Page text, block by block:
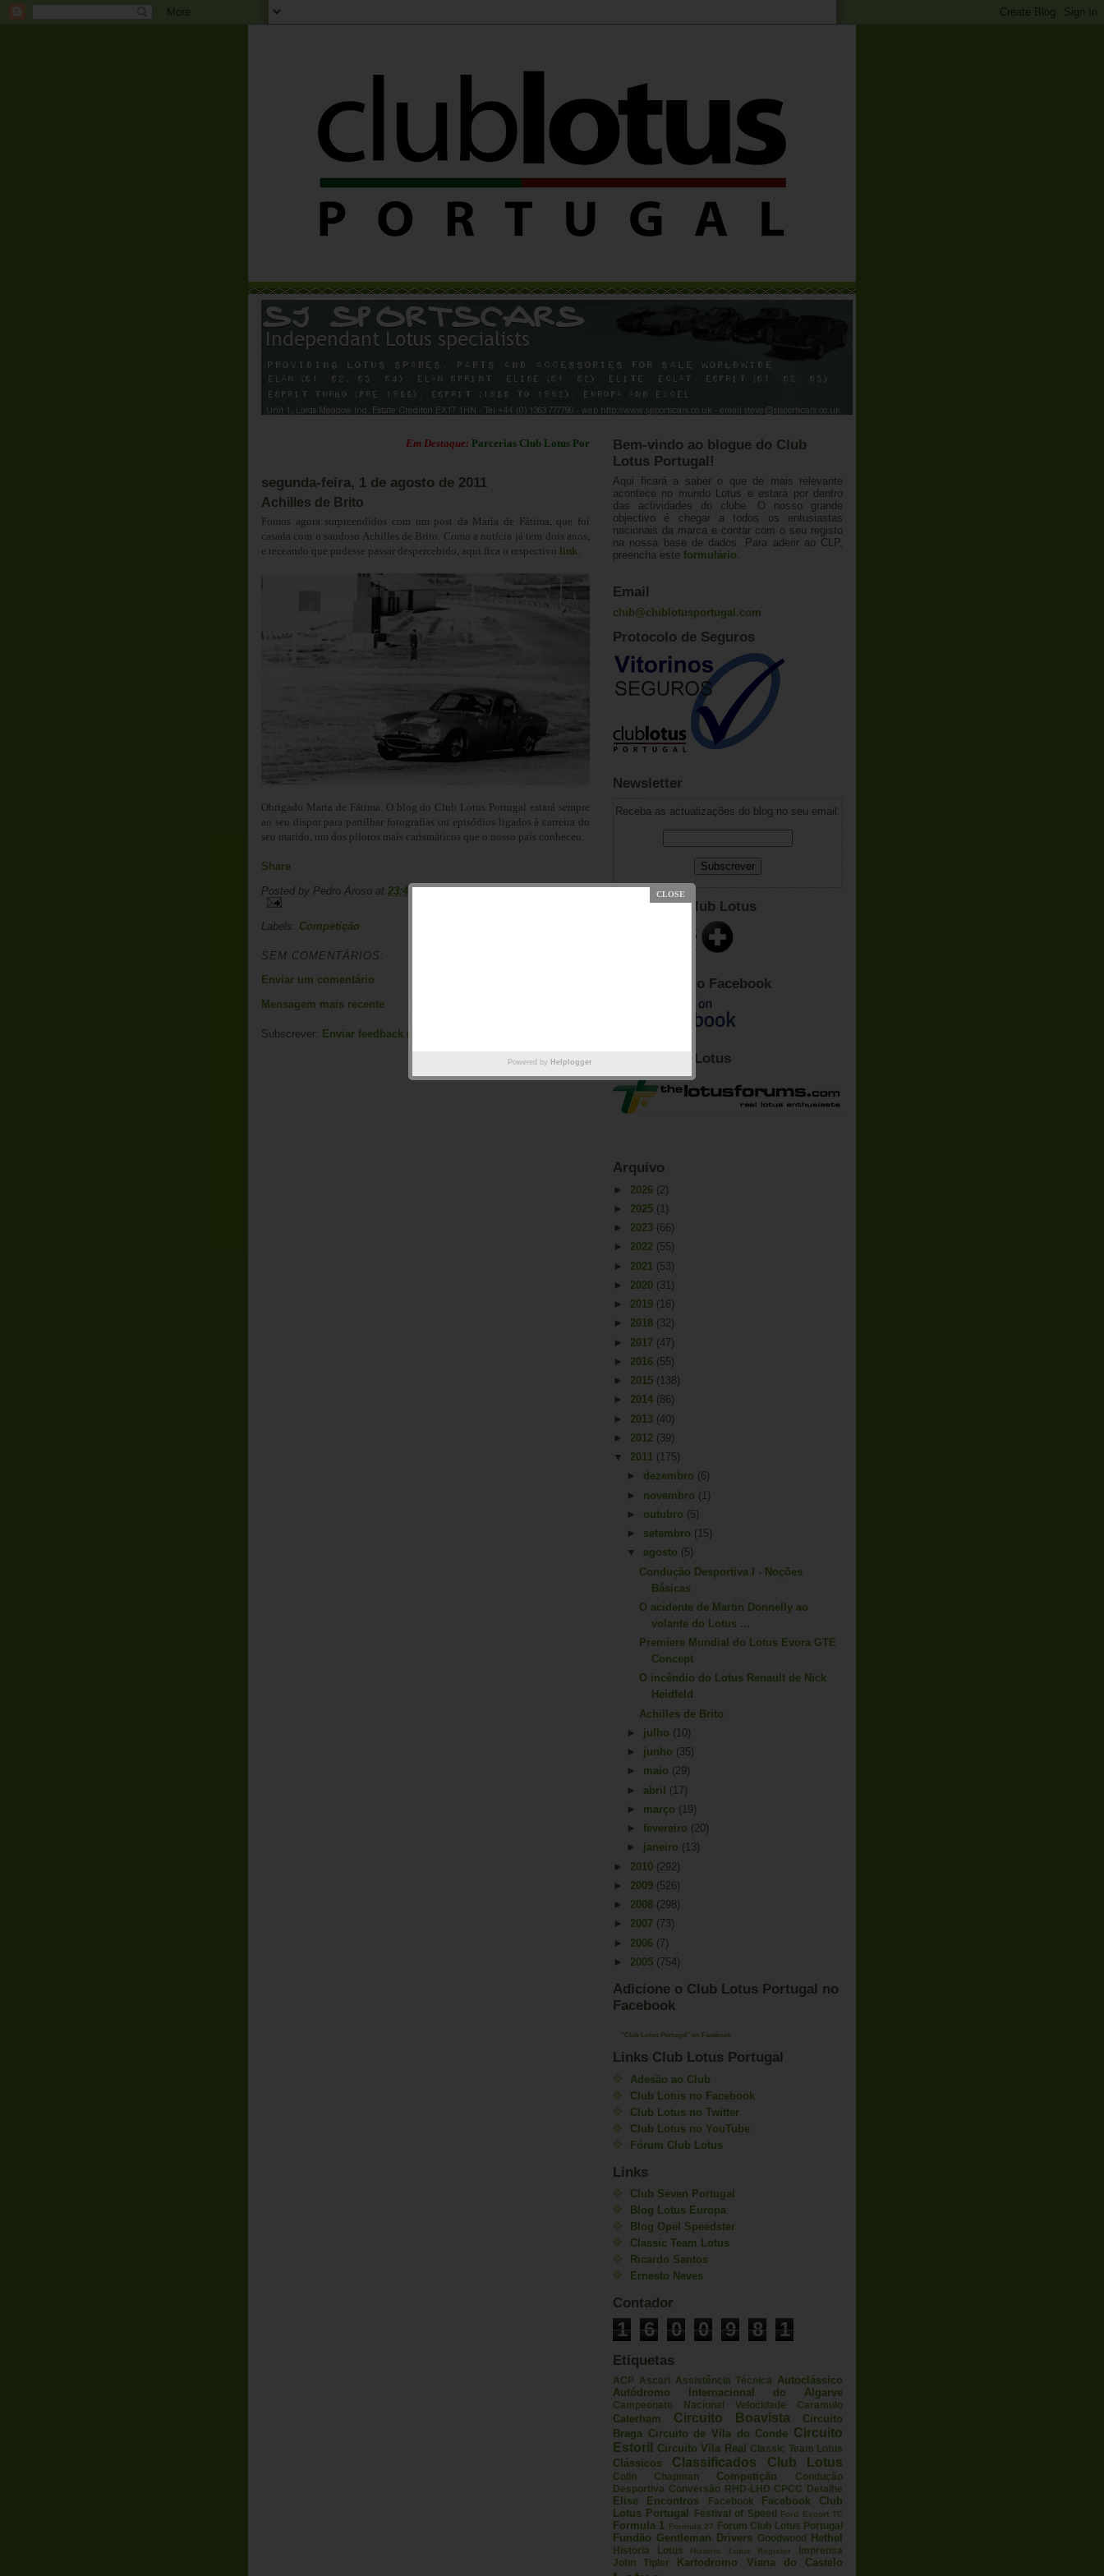
Em Destaque:Parcerias Club Lotus Portugal
segunda-feira, 1 de agosto de 2011
Achilles de Brito
Fomos agora surpreendidos com um post da Maria de Fátima, que foi
casada com o saudoso Achilles de Brito. Como a notícia já tem dois anos,
e receando que pudesse passar despercebido, aqui fica o respectivo link
Obrigado Maria de Fátima. O blog do Club Lotus Portugal estará sempre
ao seu dispor para partilhar fotografias ou episódios ligados à carreira do
seu marido, um dos pilotos mais carismáticos que o nosso país conheceu.
Share
Posted by Pedro Aroso at 23:42
Labels: Competição
SEM COMENTÁRIOS:
Enviar um comentário
Mensagem mais recente
Subscrever: Enviar feedback (Atom)
Bem-vindo ao blogue do Club
Lotus Portugal!
Aqui ficará a saber o que de mais relevante
acontece no mundo Lotus e estará por dentro
das actividades do clube. O nosso grande
objectivo é chegar a todos os entusiastas
nacionais da marca e contar com o seu registo
na nossa base de dados. Para aderir ao CLP,
preencha este formulário.
Email
club@clublotusportugal.com
Powered by Helplogger
Protocolo de Seguros
Newsletter
Receba as actualizações do blog no seu email:
Adesão ao Club Lotus
Club Lotus no Facebook
Fórum Club Lotus
Arquivo
► 2026 (2)
► 2025 (1)
► 2023 (66)
► 2022 (55)
► 2021 (53)
► 2020 (31)
► 2019 (16)
► 2018 (32)
► 2017 (47)
► 2016 (55)
► 2015 (138)
► 2014 (86)
► 2013 (40)
► 2012 (39)
▼ 2011 (175)
► dezembro (6)
► novembro (1)
► outubro (5)
► setembro (15)
▼ agosto (5)
Condução Desportiva I - Noções
Básicas
O acidente de Martin Donnelly ao
volante do Lotus ...
Premiere Mundial do Lotus Evora GTE
Concept
O incêndio do Lotus Renault de Nick
Heidfeld
Achilles de Brito
► julho (10)
► junho (35)
► maio (29)
► abril (17)
► março (19)
► fevereiro (20)
► janeiro (13)
► 2010 (292)
► 2009 (526)
► 2008 (298)
► 2007 (73)
► 2006 (7)
► 2005 (754)
Adicione o Club Lotus Portugal no
Facebook
"Club Lotus Portugal" on Facebook
Links Club Lotus Portugal
Adesão ao Club
Club Lotus no Facebook
Club Lotus no Twitter
Club Lotus no YouTube
Fórum Club Lotus
Links
Club Seven Portugal
Blog Lotus Europa
Blog Opel Speedster
Classic Team Lotus
Ricardo Santos
Ernesto Neves
Contador
1 6 0 0 9 8 1
Etiquetas
ACP Ascari Assistência Técnica
Autoclássico
Autódromo Internacional do Algarve
Campeonato Nacional Velocidade Caramulo
Caterham Circuito Boavista
Circuito
Braga Circuito de Vila do Conde Circuito
Estoril
Circuito Vila Real Classic Team Lotus
Clássicos Classificados Club Lotus
Colin Chapman Competição
Condução
Desportiva Conversão RHD-LHD CPCC Detalhe
Elise Encontros Facebook
Facebook Club
Lotus Portugal
Festival of Speed Ford Escort TC
Formula 1 Formula 27 Forum Club Lotus Portugal
Fundão Gentleman Drivers Goodwood Hethel
Historia Lotus Historic Lotus Register
Imprensa
John Tipler
Kartodromo Viana do Castelo